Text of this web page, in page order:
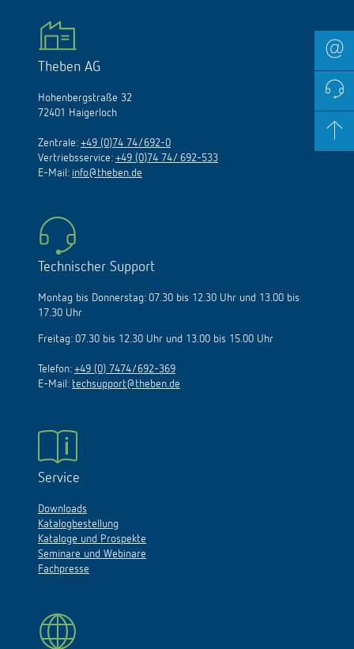
Theben AG
Hohenbergstraße 32
72401 Haigerloch
Zentrale: +49 (0)74 74/692-0
Vertriebsservice: +49 (0)74 74/ 692-533
E-Mail: info@theben.de
Technischer Support
Montag bis Donnerstag: 07.30 bis 12.30 Uhr und 13.00 bis
17.30 Uhr
Freitag: 07.30 bis 12.30 Uhr und 13.00 bis 15.00 Uhr
Telefon: +49 (0) 7474/692-369
E-Mail: techsupport@theben.de
Service
Downloads
Katalogbestellung
Kataloge und Prospekte
Seminare und Webinare
Fachpresse